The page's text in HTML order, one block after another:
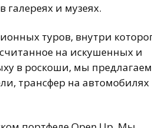
галереях и музеях.
туров, внутри
на искушенных и
в роскоши, мы предлагаем
трансфер на автомобилях